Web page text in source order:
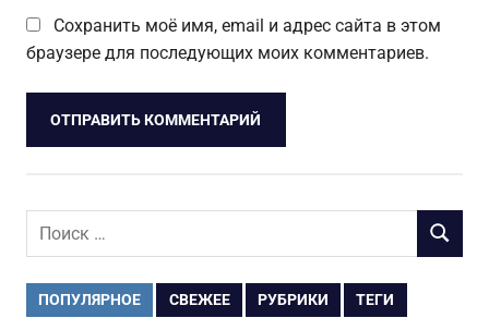
Сохранить моё имя, email и адрес сайта в этом
браузере для последующих моих комментариев.
Поиск
ПОИСК
ПОПУЛЯРНОЕ СВЕЖЕЕ РУБРИКИ ТЕГИ